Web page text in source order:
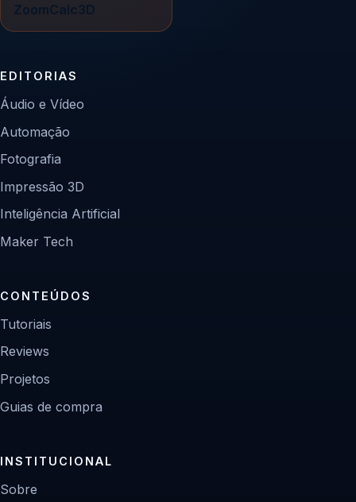
ZoomCalc3D
EDITORIAS
Áudio e Vídeo
Automação
Fotografia
Impressão 3D
Inteligência Artificial
Maker Tech
CONTEÚDOS
Tutoriais
Reviews
Projetos
Guias de compra
INSTITUCIONAL
Sobre